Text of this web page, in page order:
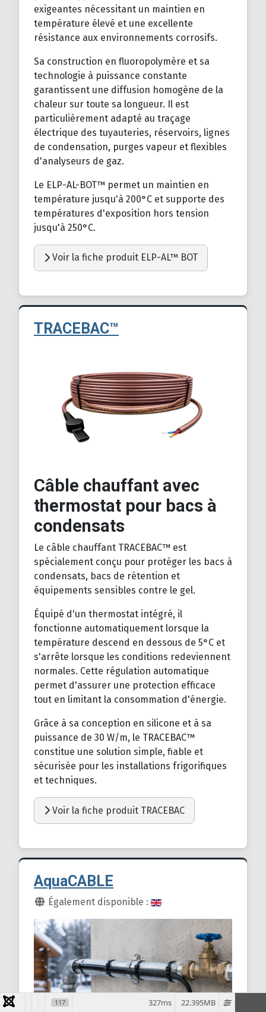
exigeantes nécessitant un maintien en
température élevé et une excellente
résistance aux environnements corrosifs.
Sa construction en fluoropolymère et sa
technologie à puissance constante
garantissent une diffusion homogène de la
chaleur sur toute sa longueur. Il est
particulièrement adapté au traçage
électrique des tuyauteries, réservoirs, lignes
de condensation, purges vapeur et flexibles
d'analyseurs de gaz.
Le ELP-AL-BOT™ permet un maintien en
température jusqu'à 200°C et supporte des
températures d'exposition hors tension
jusqu'à 250°C.
Voir la fiche produit ELP-AL™ BOT
TRACEBAC™
Câble chauffant avec
thermostat pour bacs à
condensats
Le câble chauffant TRACEBAC™ est
spécialement conçu pour protéger les bacs à
condensats, bacs de rétention et
équipements sensibles contre le gel.
Équipé d'un thermostat intégré, il
fonctionne automatiquement lorsque la
température descend en dessous de 5°C et
s'arrête lorsque les conditions redeviennent
normales. Cette régulation automatique
permet d'assurer une protection efficace
tout en limitant la consommation d'énergie.
Grâce à sa conception en silicone et à sa
puissance de 30 W/m, le TRACEBAC™
constitue une solution simple, fiable et
sécurisée pour les installations frigorifiques
et techniques.
Voir la fiche produit TRACEBAC
AquaCABLE
DétailsÉgalement disponible :
117 22.395MB
327ms